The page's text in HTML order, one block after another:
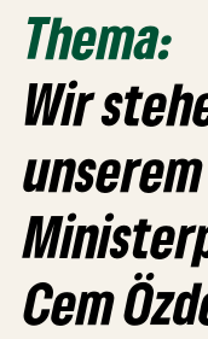
Thema:
Wir
Cem